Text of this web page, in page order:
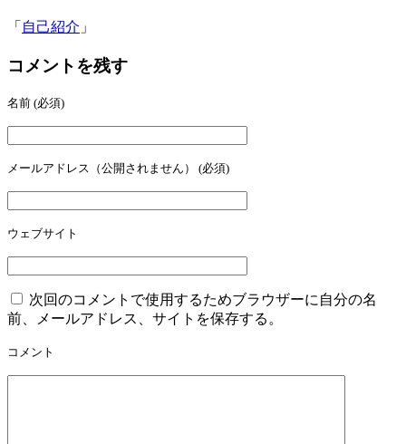
「 自己紹介 」
コメントを残す
名前 (必須)
メールアドレス（公開されません） (必須)
ウェブサイト
次回のコメントで使用するためブラウザーに自分の名
前、メールアドレス、サイトを保存する。
コメント